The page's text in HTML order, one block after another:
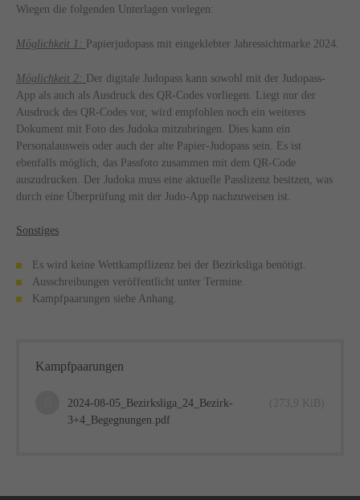
Wiegen die folgenden Unterlagen vorlegen:
Möglichkeit 1: Papierjudopass mit eingeklebter Jahressichtmarke 2024.
Möglichkeit 2: Der digitale Judopass kann sowohl mit der Judopass-
App als auch als Ausdruck des QR-Codes vorliegen. Liegt nur der
Ausdruck des QR-Codes vor, wird empfohlen noch ein weiteres
Dokument mit Foto des Judoka mitzubringen. Dies kann ein
Personalausweis oder auch der alte Papier-Judopass sein. Es ist
ebenfalls möglich, das Passfoto zusammen mit dem QR-Code
auszudrucken. Der Judoka muss eine aktuelle Passlizenz besitzen, was
durch eine Überprüfung mit der Judo-App nachzuweisen ist.
Sonstiges
Es wird keine Wettkampflizenz bei der Bezirksliga benötigt.
Ausschreibungen veröffentlicht unter Termine.
Kampfpaarungen siehe Anhang.
Kampfpaarungen
2024-08-05_Bezirksliga_24_Bezirk-
3+4_Begegnungen.pdf
(273,9 KiB)